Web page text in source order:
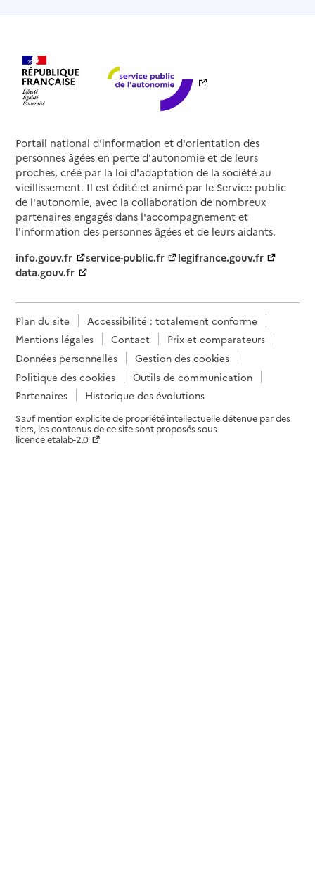
Portail national d'information et d'orientation des
personnes âgées en perte d'autonomie et de leurs
proches, créé par la loi d'adaptation de la société au
vieillissement. Il est édité et animé par le Service public
de l'autonomie, avec la collaboration de nombreux
partenaires engagés dans l'accompagnement et
l'information des personnes âgées et de leurs aidants.
info.gouv.fr
service-public.fr
legifrance.gouv.fr
data.gouv.fr
Plan du site
Accessibilité : totalement conforme
Mentions légales
Contact
Prix et comparateurs
Données personnelles
Gestion des cookies
Politique des cookies
Outils de communication
Partenaires
Historique des évolutions
Sauf mention explicite de propriété intellectuelle détenue par des
tiers, les contenus de ce site sont proposés sous
licence etalab-2.0